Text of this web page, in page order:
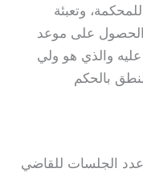
وتعبئة
الحصول على موعد
والذي هو ولي
بالحكم
عدد الجلسات للقاضي